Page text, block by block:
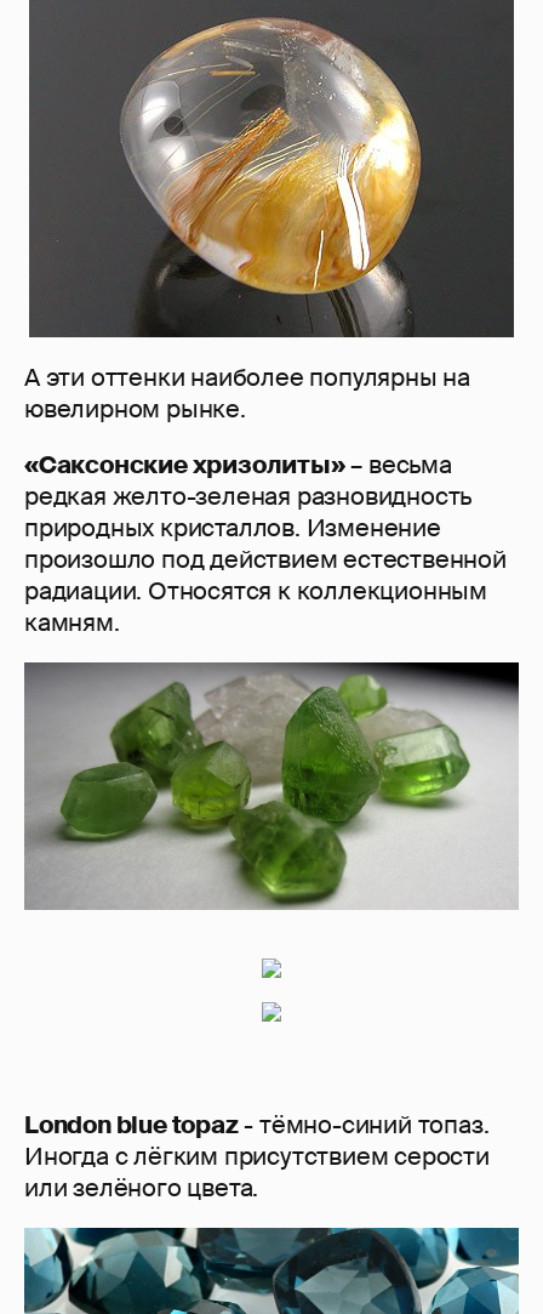
А эти оттенки наиболее популярны на
ювелирном рынке.
«Саксонские хризолиты»– весьма
редкая желто-зеленая разновидность
природных кристаллов. Изменение
произошло под действием естественной
радиации. Относятся к коллекционным
камням.
London blue topaz- тёмно-синий топаз.
Иногда с лёгким присутствием серости
или зелёного цвета.